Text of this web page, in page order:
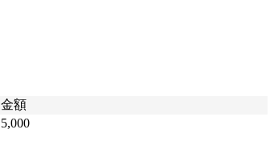
金額
5,000